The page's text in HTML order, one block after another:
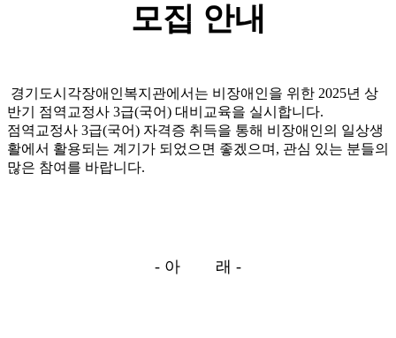
모집 안내
경기도시각장애인복지관에서는 비장애인을 위한 2025년 상
반기 점역교정사 3급(국어) 대비교육을 실시합니다.
점역교정사 3급(국어) 자격증 취득을 통해 비장애인의 일상생
활에서 활용되는 계기가 되었으면 좋겠으며, 관심 있는 분들의
많은 참여를 바랍니다.
- 아 래 -